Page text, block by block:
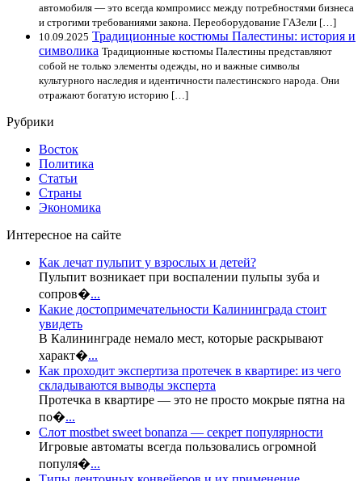
автомобиля — это всегда компромисс между потребностями бизнеса
и строгими требованиями закона. Переоборудование ГАЗели […]
10.09.2025 Традиционные костюмы Палестины: история и
символика Традиционные костюмы Палестины представляют
собой не только элементы одежды, но и важные символы
культурного наследия и идентичности палестинского народа. Они
отражают богатую историю […]
Рубрики
Восток
Политика
Статьи
Страны
Экономика
Интересное на сайте
Как лечат пульпит у взрослых и детей?
Пульпит возникает при воспалении пульпы зуба и
сопров�...
Какие достопримечательности Калининграда стоит
увидеть
В Калининграде немало мест, которые раскрывают
характ�...
Как проходит экспертиза протечек в квартире: из чего
складываются выводы эксперта
Протечка в квартире — это не просто мокрые пятна на
по�...
Слот mostbet sweet bonanza — секрет популярности
Игровые автоматы всегда пользовались огромной
популя�...